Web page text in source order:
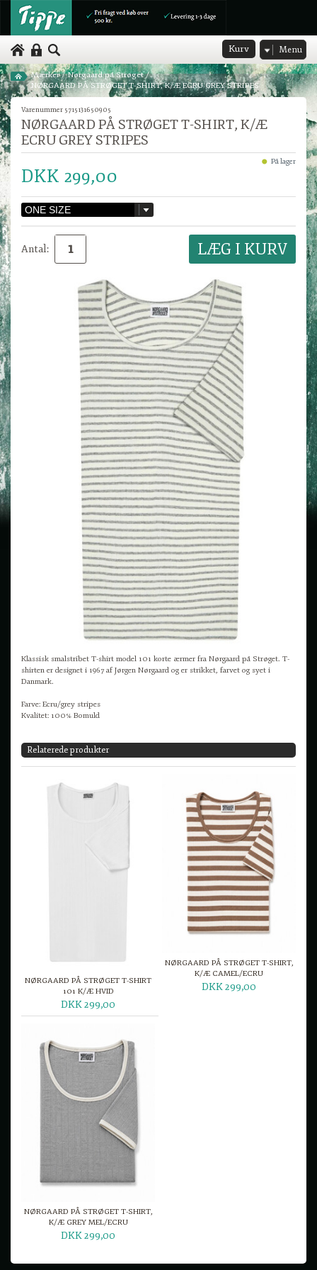
Kurv Menu
Mærker/ Nørgaard på Strøget/
NØRGAARD PÅ STRØGET T-SHIRT, K/Æ ECRU GREY STRIPES
Varenummer 5715131650905
NØRGAARD PÅ STRØGET T-SHIRT, K/Æ
ECRU GREY STRIPES
På lager
DKK 299,00
Antal:
Klassisk smalstribet T-shirt model 101 korte ærmer fra Nørgaard på Strøget. T-
shirten er designet i 1967 af Jørgen Nørgaard og er strikket, farvet og syet i
Danmark.
Farve: Ecru/grey stripes
Kvalitet: 100% Bomuld
Relaterede produkter
NØRGAARD PÅ STRØGET T-SHIRT
101 K/Æ HVID
DKK 299,00
NØRGAARD PÅ STRØGET T-SHIRT,
K/Æ CAMEL/ECRU
DKK 299,00
NØRGAARD PÅ STRØGET T-SHIRT,
K/Æ GREY MEL/ECRU
DKK 299,00